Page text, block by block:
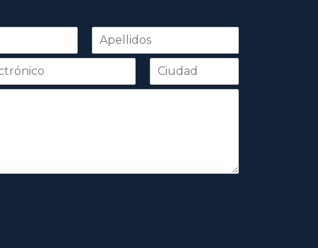
Apellidos